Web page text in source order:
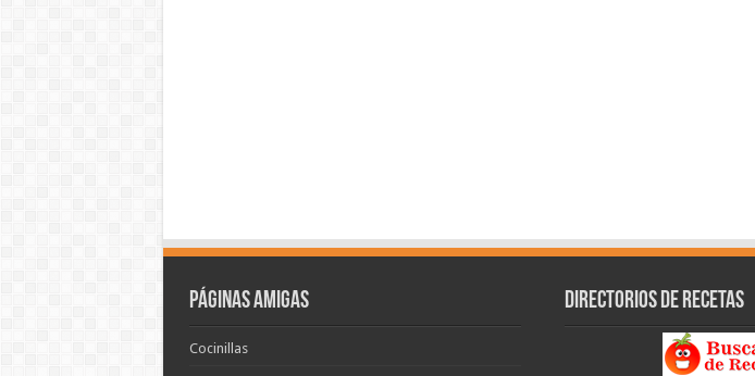
Páginas amigas
Cocinillas
Directorios de recetas